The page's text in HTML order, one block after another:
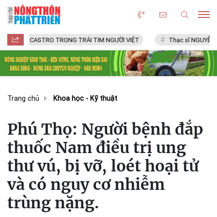
TRONG TRÁI TIM NGƯỜI VIỆT Thạc sĩ NGUYỄN VĂN CHÍ
Trang chủ Khoa học - Kỹ thuật
Phú Thọ: Người bệnh đắp
thuốc Nam điều trị ung
thư vú, bị vỡ, loét hoại tử
và có nguy cơ nhiễm
trùng nặng.